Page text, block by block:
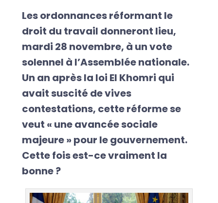
Les ordonnances réformant le
droit du travail donneront lieu,
mardi 28 novembre, à un vote
solennel à l’Assemblée nationale.
Un an après la loi El Khomri qui
avait suscité de vives
contestations, cette réforme se
veut « une avancée sociale
majeure » pour le gouvernement.
Cette fois est-ce vraiment la
bonne ?